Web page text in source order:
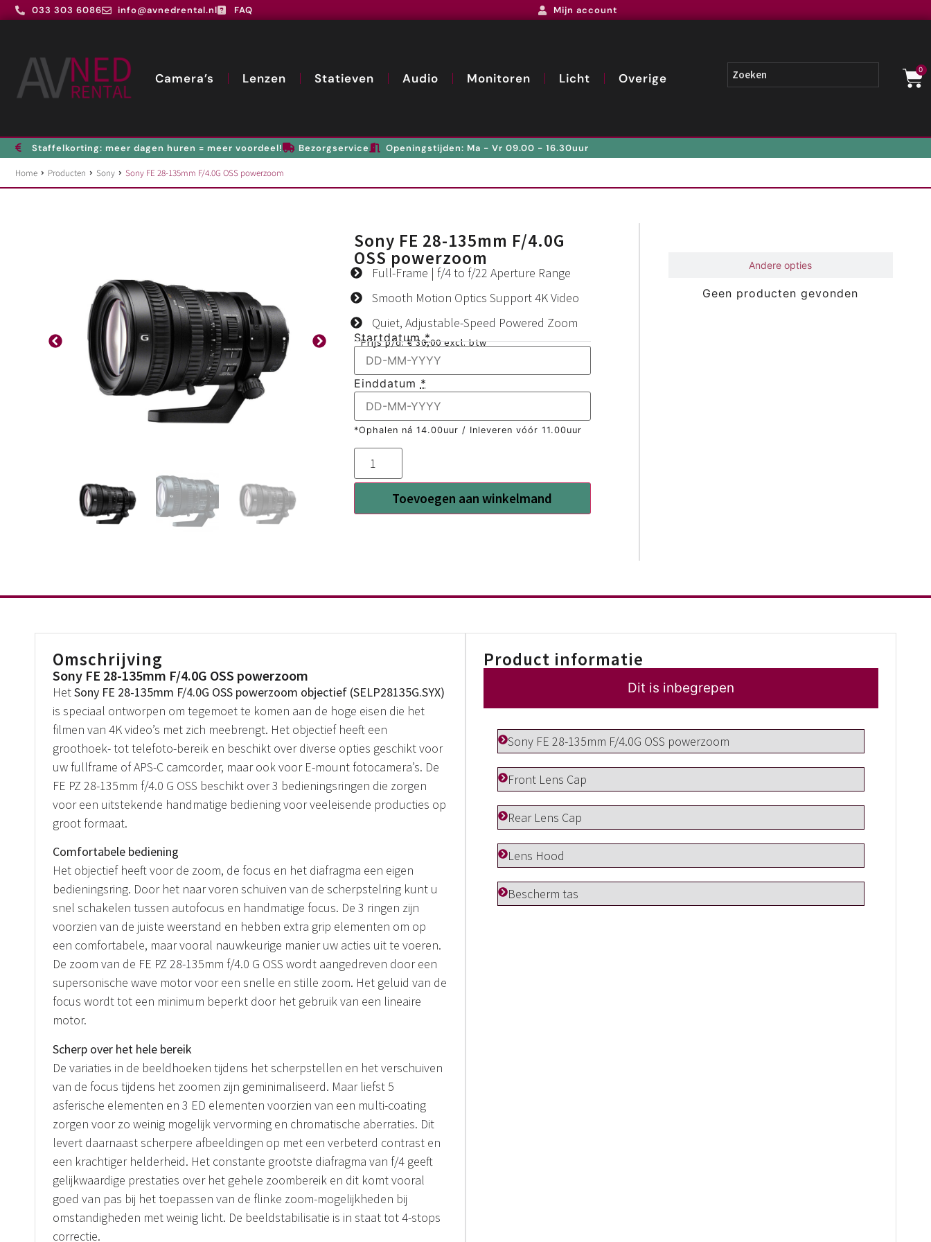
033 303 6086 info@avnedrental.nl FAQ Mijn account
Camera’s Lenzen Statieven Audio Monitoren Licht Overige
0
Staffelkorting: meer dagen huren = meer voordeel! Bezorgservice Openingstijden: Ma - Vr 09.00 - 16.30uur
Home Producten Sony Sony FE 28-135mm F/4.0G OSS powerzoom
Sony FE 28-135mm F/4.0G
OSS powerzoom
Full-Frame | f/4 to f/22 Aperture Range
Smooth Motion Optics Support 4K Video
Quiet, Adjustable-Speed Powered Zoom
Startdatum *
Einddatum *
*Ophalen ná 14.00uur / Inleveren vóór 11.00uur
Toevoegen aan winkelmand
Prijs p/d:€30,00excl. btw
Andere opties
Geen producten gevonden
Omschrijving
Sony FE 28-135mm F/4.0G OSS powerzoom
HetSony FE 28-135mm F/4.0G OSS powerzoom objectief (SELP28135G.SYX)
is speciaal ontworpen om tegemoet te komen aan de hoge eisen die het
filmen van 4K video’s met zich meebrengt. Het objectief heeft een
groothoek- tot telefoto-bereik en beschikt over diverse opties geschikt voor
uw fullframe of APS-C camcorder, maar ook voor E-mount fotocamera’s. De
FE PZ 28-135mm f/4.0 G OSS beschikt over 3 bedieningsringen die zorgen
voor een uitstekende handmatige bediening voor veeleisende producties op
groot formaat.
Comfortabele bediening
Het objectief heeft voor de zoom, de focus en het diafragma een eigen
bedieningsring. Door het naar voren schuiven van de scherpstelring kunt u
snel schakelen tussen autofocus en handmatige focus. De 3 ringen zijn
voorzien van de juiste weerstand en hebben extra grip elementen om op
een comfortabele, maar vooral nauwkeurige manier uw acties uit te voeren.
De zoom van de FE PZ 28-135mm f/4.0 G OSS wordt aangedreven door een
supersonische wave motor voor een snelle en stille zoom. Het geluid van de
focus wordt tot een minimum beperkt door het gebruik van een lineaire
motor.
Scherp over het hele bereik
De variaties in de beeldhoeken tijdens het scherpstellen en het verschuiven
van de focus tijdens het zoomen zijn geminimaliseerd. Maar liefst 5
asferische elementen en 3 ED elementen voorzien van een multi-coating
zorgen voor zo weinig mogelijk vervorming en chromatische aberraties. Dit
levert daarnaast scherpere afbeeldingen op met een verbeterd contrast en
een krachtiger helderheid. Het constante grootste diafragma van f/4 geeft
gelijkwaardige prestaties over het gehele zoombereik en dit komt vooral
goed van pas bij het toepassen van de flinke zoom-mogelijkheden bij
omstandigheden met weinig licht. De beeldstabilisatie is in staat tot 4-stops
correctie.
Product informatie
Dit is inbegrepen
Sony FE 28-135mm F/4.0G OSS powerzoom
Front Lens Cap
Rear Lens Cap
Lens Hood
Bescherm tas